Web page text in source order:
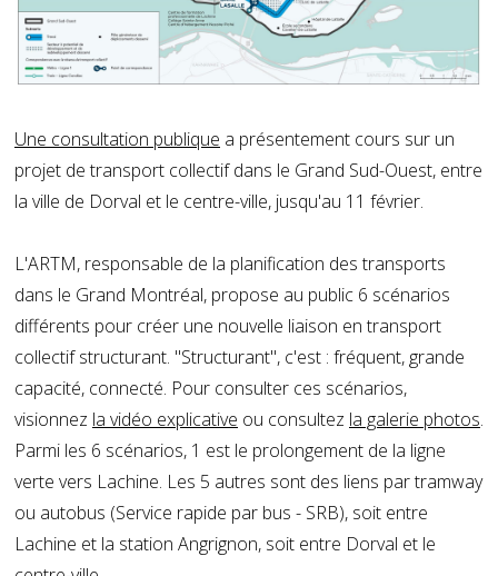
Une consultation publique a présentement cours sur un
projet de transport collectif dans le Grand Sud-Ouest, entre
la ville de Dorval et le centre-ville, jusqu'au 11 février.
L'ARTM, responsable de la planification des transports
dans le Grand Montréal, propose au public 6 scénarios
différents pour créer une nouvelle liaison en transport
collectif structurant. "Structurant", c'est : fréquent, grande
capacité, connecté. Pour consulter ces scénarios,
visionnez la vidéo explicative ou consultez la galerie photos.
Parmi les 6 scénarios, 1 est le prolongement de la ligne
verte vers Lachine. Les 5 autres sont des liens par tramway
ou autobus (Service rapide par bus - SRB), soit entre
Lachine et la station Angrignon, soit entre Dorval et le